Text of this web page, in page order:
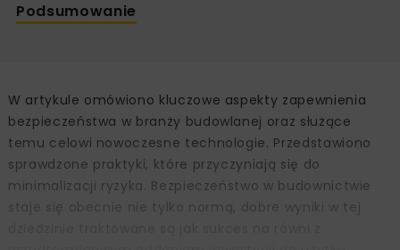
Podsumowanie
W artykule omówiono kluczowe aspekty zapewnienia
bezpieczeństwa w branży budowlanej oraz służące
temu celowi nowoczesne technologie. Przedstawiono
sprawdzone praktyki, które przyczyniają się do
minimalizacji ryzyka. Bezpieczeństwo w budownictwie
staje się obecnie nie tylko normą, dobre wyniki w tej